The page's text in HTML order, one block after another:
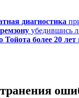
диагностика
убедившись
более 20 лет